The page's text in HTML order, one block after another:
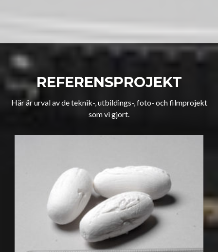
REFERENSPROJEKT
Här är urval av de teknik-, utbildings-, foto- och filmprojekt
som vi gjort.